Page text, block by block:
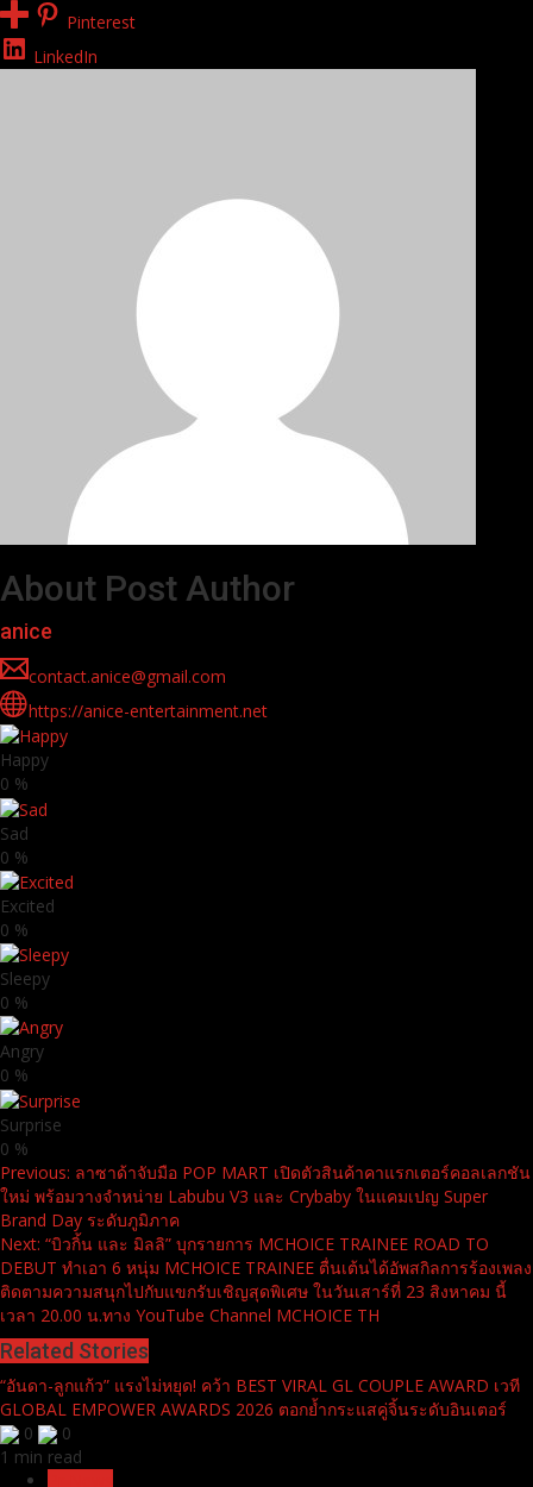
Pinterest
LinkedIn
About Post Author
anice
contact.anice@gmail.com
https://anice-entertainment.net
Happy
0 %
Sad
0 %
Excited
0 %
Sleepy
0 %
Angry
0 %
Surprise
0 %
Continue
Reading
Previous: ลาซาด้าจับมือ POP MART เปิดตัวสินค้าคาแรกเตอร์คอลเลกชัน
ใหม่ พร้อมวางจำหน่าย Labubu V3 และ Crybaby ในแคมเปญ Super
Brand Day ระดับภูมิภาค
Next: “บิวกิ้น และ มิลลิ” บุกรายการ MCHOICE TRAINEE ROAD TO
DEBUT ทำเอา 6 หนุ่ม MCHOICE TRAINEE ตื่นเต้นได้อัพสกิลการร้องเพลง
ติดตามความสนุกไปกับแขกรับเชิญสุดพิเศษ ในวันเสาร์ที่ 23 สิงหาคม นี้
เวลา 20.00 น.ทาง YouTube Channel MCHOICE TH
Related Stories
“อันดา-ลูกแก้ว” แรงไม่หยุด! คว้า BEST VIRAL GL COUPLE AWARD เวที
GLOBAL EMPOWER AWARDS 2026 ตอกย้ำกระแสคู่จิ้นระดับอินเตอร์
0
0
1 min read